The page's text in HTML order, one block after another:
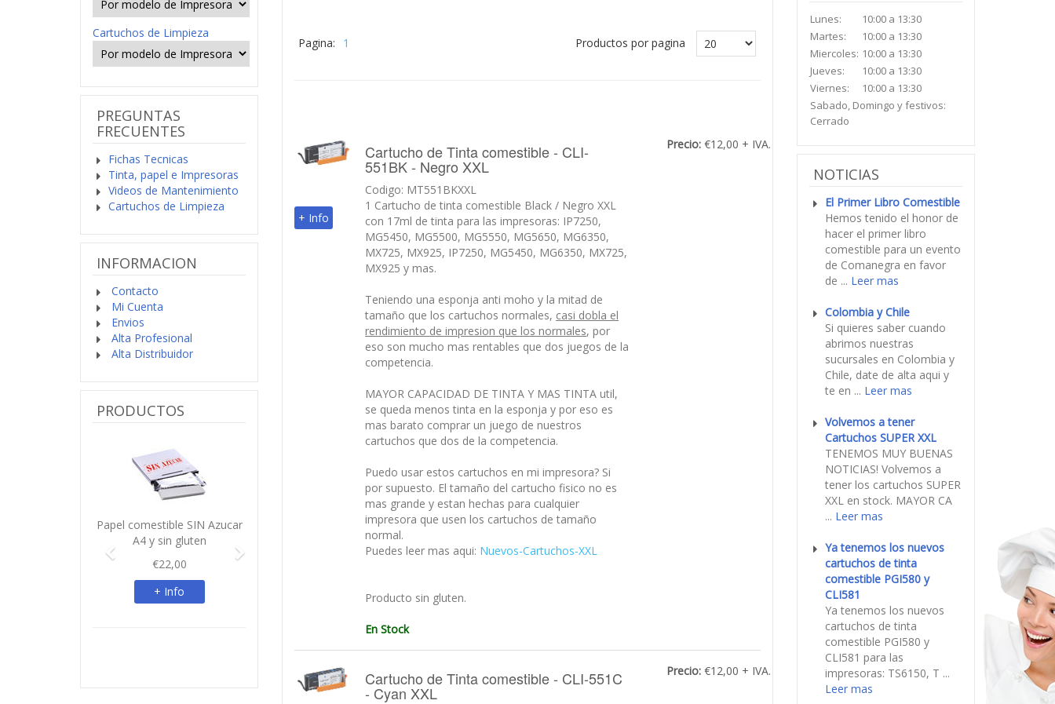
Pagina: 1 Productos por pagina
+ Info
Cartucho de Tinta comestible - CLI-
551BK - Negro XXL
Codigo: MT551BKXXL
1 Cartucho de tinta comestible Black / Negro XXL
con 17ml de tinta para las impresoras: IP7250,
MG5450, MG5500, MG5550, MG5650, MG6350,
MX725, MX925, IP7250, MG5450, MG6350, MX725,
MX925 y mas.
Teniendo una esponja anti moho y la mitad de
tamaño que los cartuchos normales, casi dobla el
rendimiento de impresion que los normales, por
eso son mucho mas rentables que dos juegos de la
competencia.
MAYOR CAPACIDAD DE TINTA Y MAS TINTA util,
se queda menos tinta en la esponja y por eso es
mas barato comprar un juego de nuestros
cartuchos que dos de la competencia.
Puedo usar estos cartuchos en mi impresora? Si
por supuesto. El tamaño del cartucho fisico no es
mas grande y estan hechas para cualquier
impresora que usen los cartuchos de tamaño
normal.
Puedes leer mas aqui: Nuevos-Cartuchos-XXL
Producto sin gluten.
En Stock
Precio: €12,00 + IVA.
Cartucho de Tinta comestible - CLI-551C
- Cyan XXL
Precio: €12,00 + IVA.
Cartuchos de Limpieza
PREGUNTAS
FRECUENTES
Fichas Tecnicas
Tinta, papel e Impresoras
Videos de Mantenimiento
Cartuchos de Limpieza
INFORMACION
Contacto
Mi Cuenta
Envios
Alta Profesional
Alta Distribuidor
PRODUCTOS
Papel comestible SIN Azucar
A4 y sin gluten
€22,00
+ Info
Lunes:
10:00 a 13:30
Martes:
10:00 a 13:30
Miercoles: 10:00 a 13:30
Jueves:
10:00 a 13:30
Viernes:
10:00 a 13:30
Sabado, Domingo y festivos:
Cerrado
NOTICIAS
El Primer Libro Comestible
Hemos tenido el honor de
hacer el primer libro
comestible para un evento
de Comanegra en favor
de ... Leer mas
Colombia y Chile
Si quieres saber cuando
abrimos nuestras
sucursales en Colombia y
Chile, date de alta aqui y
te en ... Leer mas
Volvemos a tener
Cartuchos SUPER XXL
TENEMOS MUY BUENAS
NOTICIAS! Volvemos a
tener los cartuchos SUPER
XXL en stock. MAYOR CA
... Leer mas
Ya tenemos los nuevos
cartuchos de tinta
comestible PGI580 y
CLI581
Ya tenemos los nuevos
cartuchos de tinta
comestible PGI580 y
CLI581 para las
impresoras: TS6150, T ...
Leer mas